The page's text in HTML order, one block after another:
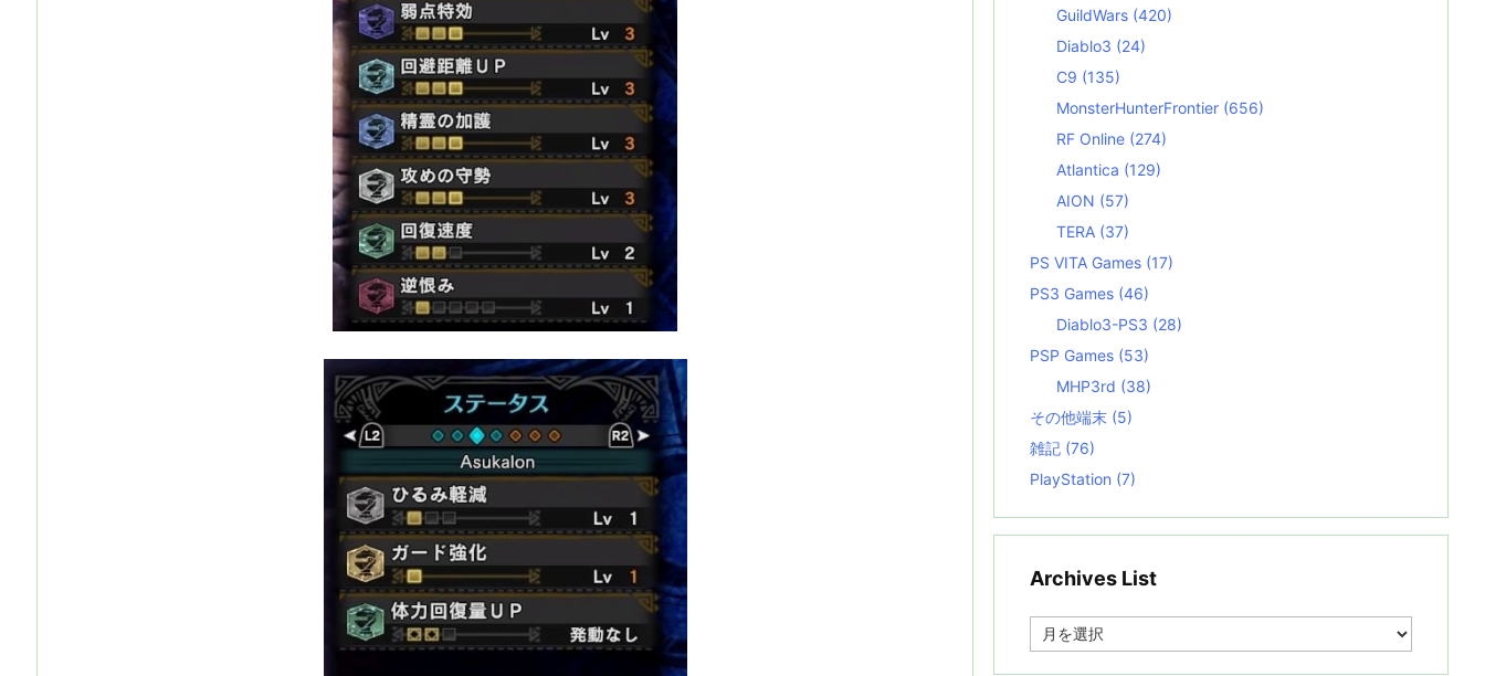
GuildWars (420)
Diablo3 (24)
C9 (135)
MonsterHunterFrontier (656)
RF Online (274)
Atlantica (129)
AION (57)
TERA (37)
PS VITA Games (17)
PS3 Games (46)
Diablo3-PS3 (28)
PSP Games (53)
MHP3rd (38)
その他端末 (5)
雑記 (76)
PlayStation (7)
Archives List